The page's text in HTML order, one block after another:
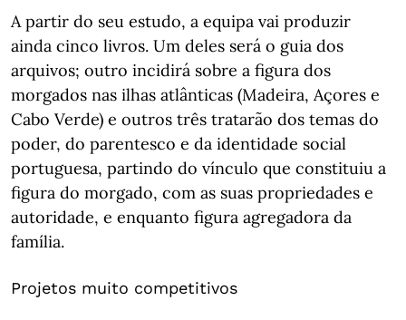
A partir do seu estudo, a equipa vai produzir
ainda cinco livros. Um deles será o guia dos
arquivos; outro incidirá sobre a figura dos
morgados nas ilhas atlânticas (Madeira, Açores e
Cabo Verde) e outros três tratarão dos temas do
poder, do parentesco e da identidade social
portuguesa, partindo do vínculo que constituiu a
figura do morgado, com as suas propriedades e
autoridade, e enquanto figura agregadora da
família.
Projetos muito competitivos